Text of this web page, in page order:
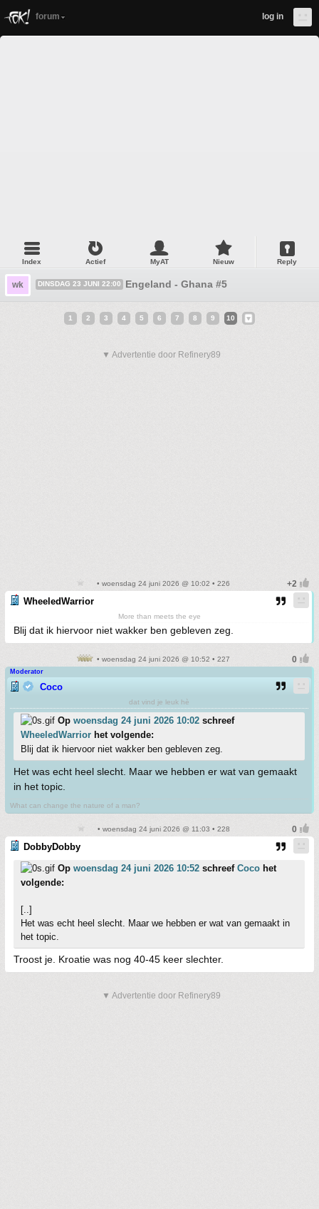
forum log in
Index Actief MyAT Nieuw Reply
wk DINSDAG 23 JUNI 22:00 Engeland - Ghana #5
1 2 3 4 5 6 7 8 9 10
▼ Advertentie door Refinery89
• woensdag 24 juni 2026 @ 10:02 • 226
WheeledWarrior
More than meets the eye
Blij dat ik hiervoor niet wakker ben gebleven zeg.
• woensdag 24 juni 2026 @ 10:52 • 227
Moderator
Coco
dat vind je leuk hè
Op woensdag 24 juni 2026 10:02 schreef
WheeledWarrior het volgende:
Blij dat ik hiervoor niet wakker ben gebleven zeg.
Het was echt heel slecht. Maar we hebben er wat van gemaakt
in het topic.
What can change the nature of a man?
• woensdag 24 juni 2026 @ 11:03 • 228
DobbyDobby
Op woensdag 24 juni 2026 10:52 schreef Coco het
volgende:
[..]
Het was echt heel slecht. Maar we hebben er wat van gemaakt in
het topic.
Troost je. Kroatie was nog 40-45 keer slechter.
▼ Advertentie door Refinery89